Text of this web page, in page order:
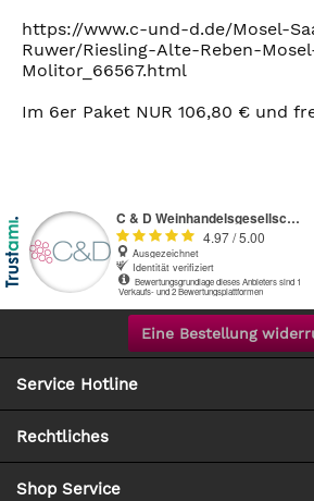
https://www.c-und-d.de/Mosel-
Ruwer/Riesling-Alte-Reben-
Molitor_66567.html
Im 6er Paket NUR 106,80 € und
Eine Bestellung
Service Hotline
Rechtliches
Shop Service